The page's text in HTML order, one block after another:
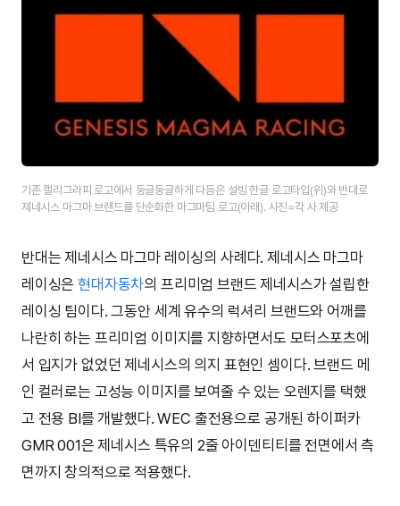
기존 캘리그라피 로고에서 둥글둥글하게 다듬은 설빙 한글 로고타입(위)와 반대로
제네시스 마그마 브랜드를 단순화한 마그마팀 로고(아래). 사진=각 사 제공
반대는 제네시스 마그마 레이싱의 사례다. 제네시스 마그마
레이싱은현대자동차의 프리미엄 브랜드 제네시스가 설립한
레이싱 팀이다. 그동안 세계 유수의 럭셔리 브랜드와 어깨를
나란히 하는 프리미엄 이미지를 지향하면서도 모터스포츠에
서 입지가 없었던 제네시스의 의지 표현인 셈이다. 브랜드 메
인 컬러로는 고성능 이미지를 보여줄 수 있는 오렌지를 택했
고 전용 BI를 개발했다. WEC 출전용으로 공개된 하이퍼카
GMR 001은 제네시스 특유의 2줄 아이덴티티를 전면에서 측
면까지 창의적으로 적용했다.